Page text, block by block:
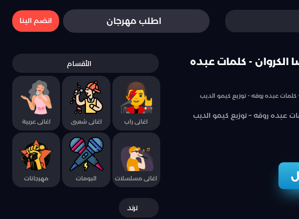
اطلب مهرجان انضم الينا
الكروان - كلمات عبده
عبده روقه - توزيع كيمو الديب
عبده روقه – توزيع كيمو الديب
الأقسام
اغانى راب اغانى شعبى اغانى عربية
اغانى مسلسلات البومات مهرجانات
ترند